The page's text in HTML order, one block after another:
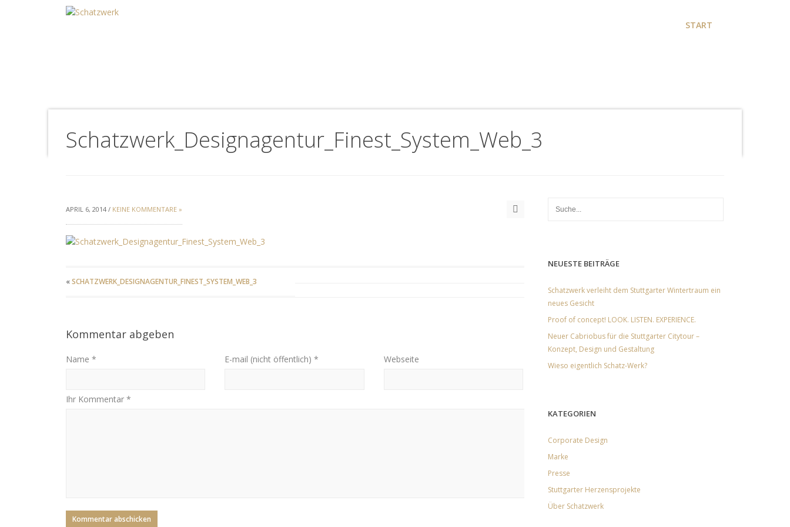
START
Schatzwerk_Designagentur_Finest_System_Web_3
APRIL 6, 2014 / KEINE KOMMENTARE »
«SCHATZWERK_DESIGNAGENTUR_FINEST_SYSTEM_WEB_3
Kommentar abgeben
Name * E-mail (nicht öffentlich) * Webseite
Ihr Kommentar *
NEUESTE BEITRÄGE
Schatzwerk verleiht dem Stuttgarter Wintertraum ein
neues Gesicht
Proof of concept! LOOK. LISTEN. EXPERIENCE.
Neuer Cabriobus für die Stuttgarter Citytour –
Konzept, Design und Gestaltung
Wieso eigentlich Schatz-Werk?
KATEGORIEN
Corporate Design
Marke
Presse
Stuttgarter Herzensprojekte
Über Schatzwerk